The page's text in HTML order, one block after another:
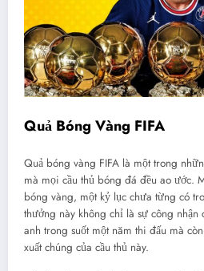
Quả Bóng Vàng FIFA
Quả bóng vàng FIFA là một trong
mà mọi cầu thủ bóng đá đều ao ước.
bóng vàng, một kỷ lục chưa từng có
thưởng này không chỉ là sự công
anh trong suốt một năm thi đấu mà
xuất chúng của cầu thủ này.